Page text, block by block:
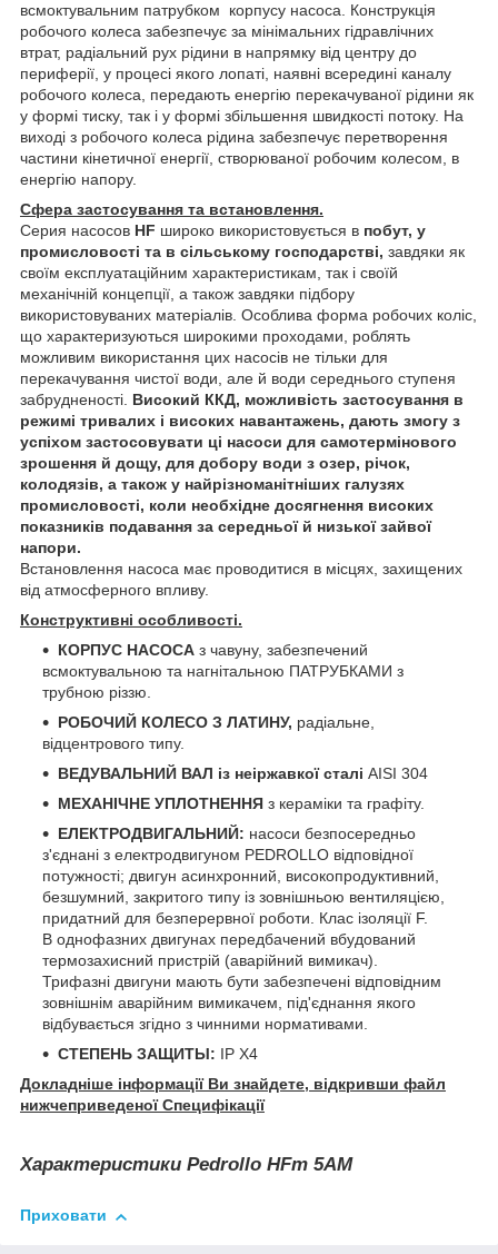
всмоктувальним патрубком корпусу насоса. Конструкція
робочого колеса забезпечує за мінімальних гідравлічних
втрат, радіальний рух рідини в напрямку від центру до
периферії, у процесі якого лопаті, наявні всередині каналу
робочого колеса, передають енергію перекачуваної рідини як
у формі тиску, так і у формі збільшення швидкості потоку. На
виході з робочого колеса рідина забезпечує перетворення
частини кінетичної енергії, створюваної робочим колесом, в
енергію напору.
Сфера застосування та встановлення.
Серия насосов HF широко використовується в побут, у
промисловості та в сільському господарстві, завдяки як
своїм експлуатаційним характеристикам, так і своїй
механічній концепції, а також завдяки підбору
використовуваних матеріалів. Особлива форма робочих коліс,
що характеризуються широкими проходами, роблять
можливим використання цих насосів не тільки для
перекачування чистої води, але й води середнього ступеня
забрудненості. Високий ККД, можливість застосування в
режимі тривалих і високих навантажень, дають змогу з
успіхом застосовувати ці насоси для самотермінового
зрошення й дощу, для добору води з озер, річок,
колодязів, а також у найрізноманітніших галузях
промисловості, коли необхідне досягнення високих
показників подавання за середньої й низької зайвої
напори.
Встановлення насоса має проводитися в місцях, захищених
від атмосферного впливу.
Конструктивні особливості.
КОРПУС НАСОСА з чавуну, забезпечений
всмоктувальною та нагнітальною ПАТРУБКАМИ з
трубною різзю.
РОБОЧИЙ КОЛЕСО З ЛАТИНУ, радіальне,
відцентрового типу.
ВЕДУВАЛЬНИЙ ВАЛ із неіржавкої сталі AISI 304
МЕХАНІЧНЕ УПЛОТНЕННЯ з кераміки та графіту.
ЕЛЕКТРОДВИГАЛЬНИЙ: насоси безпосередньо
з'єднані з електродвигуном PEDROLLO відповідної
потужності; двигун асинхронний, високопродуктивний,
безшумний, закритого типу із зовнішньою вентиляцією,
придатний для безперервної роботи. Клас ізоляції F.
В однофазних двигунах передбачений вбудований
термозахисний пристрій (аварійний вимикач).
Трифазні двигуни мають бути забезпечені відповідним
зовнішнім аварійним вимикачем, під'єднання якого
відбувається згідно з чинними нормативами.
СТЕПЕНЬ ЗАЩИТЫ: IP Х4
Докладніше інформації Ви знайдете, відкривши файл
нижчеприведеної Специфікації
Характеристики Pedrollo HFm 5АМ
Приховати